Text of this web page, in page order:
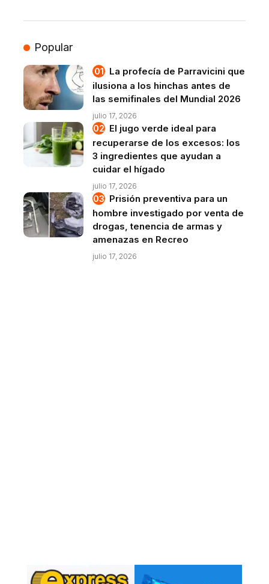
Popular
La profecía de Parravicini que
ilusiona a los hinchas antes de
las semifinales del Mundial 2026
julio 17, 2026
El jugo verde ideal para
recuperarse de los excesos: los
3 ingredientes que ayudan a
cuidar el hígado
julio 17, 2026
Prisión preventiva para un
hombre investigado por venta de
drogas, tenencia de armas y
amenazas en Recreo
julio 17, 2026